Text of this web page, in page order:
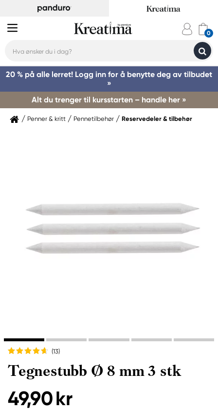
20 % på alle lerret! Logg inn for å benytte deg av tilbudet
»
Alt du trenger til kursstarten – handle her »
Penner & kritt Pennetilbehør Reservedeler & tilbehør
(13)
Tegnestubb Ø 8 mm 3 stk
49,90 kr